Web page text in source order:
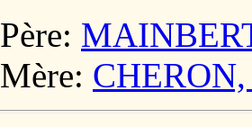
Père:
Mère: